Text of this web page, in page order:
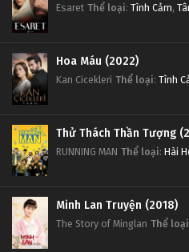
Esaret Thể loại: Tình Cảm,
Hoa Máu (2022)
Kan Cicekleri Thể loại: Tình
Thử Thách Thần Tượng
RUNNING MAN Thể loại: Hài
Minh Lan Truyện (2018)
The Story of Minglan Thể loại